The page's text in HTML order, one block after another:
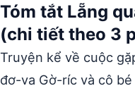
Tóm tắt Lẵng
(chi tiết theo 3
Truyện kể về cuộc
đơ-va Gờ-ríc và cô